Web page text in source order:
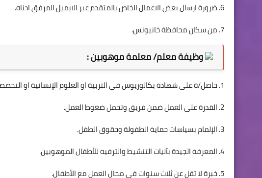
6. ضرورة ارسال بعض الاعمال الخاص بالمتقدم عبر الايميل المرفق ادناه.
7. من سكان محافظة خانيونس.
وظيفة معلم/ معلمة موهوبين :
1. حاصل/ة على شهادة بكالوريوس في التربية او العلوم الإنسانية او التخصصات ذات العلاقة.
2. القدرة على العمل ضمن فريق وتحمل ضغوط العمل.
3. الإلمام بسياسات حماية الطفولة وحقوق الطفل.
4. المعرفة الجيدة بآليات التنشيط والترفيه للأطفال الموهوبين.
5. خبرة لا تقل عن ثلاث سنوات في مجال العمل مع الأطفال.